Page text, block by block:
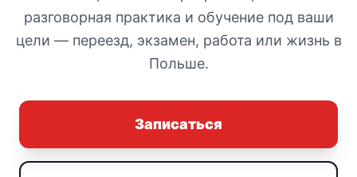
разговорная практика и обучение под ваши
цели — переезд, экзамен, работа или жизнь в
Польше.
Записаться